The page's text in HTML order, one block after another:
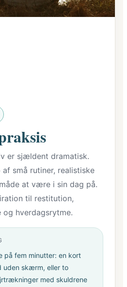
er sjældent dramatisk.
små rutiner, realistiske
at være i sin dag på.
til restitution,
hverdagsrytme.
på fem minutter: en kort
uden skærm, eller to
med skuldrene